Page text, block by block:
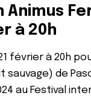
Animus
à 20h
février à 20h
sauvage) de
au Festival